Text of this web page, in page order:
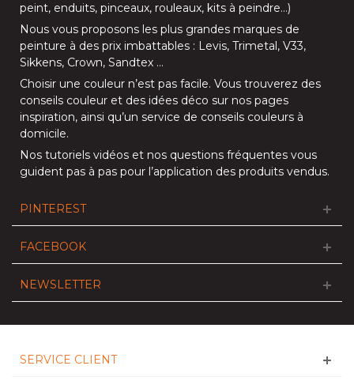
peint, enduits, pinceaux, rouleaux, kits à peindre…)
Nous vous proposons les plus grandes marques de
peinture à des prix imbattables : Levis, Trimetal, V33,
Sikkens, Crown, Sandtex …
Choisir une couleur n’est pas facile. Vous trouverez des
conseils couleur et des idées déco sur nos pages
inspiration, ainsi qu’un service de conseils couleurs à
domicile.
Nos tutoriels vidéos et nos questions fréquentes vous
guident pas à pas pour l’application des produits vendus.
PINTEREST
FACEBOOK
NEWSLETTER
SERVICE CLIENT